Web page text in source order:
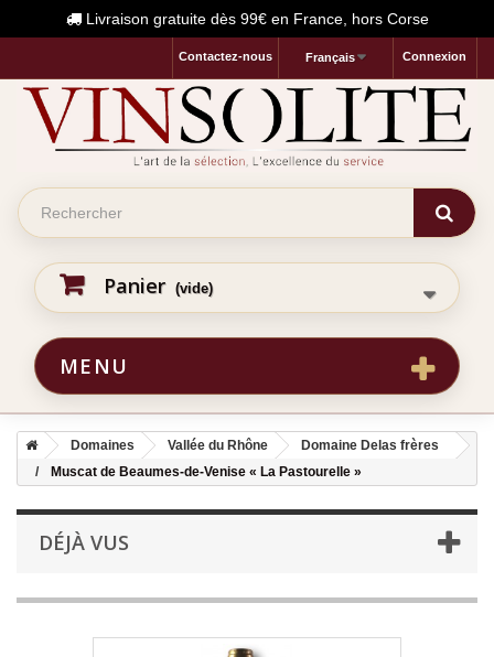
Livraison gratuite dès 99€ en France, hors Corse
Connexion
Français
Contactez-nous
Panier (vide)
MENU
Domaines Vallée du Rhône
Domaine Delas frères
Muscat de Beaumes-de-Venise « La Pastourelle »
DÉJÀ VUS